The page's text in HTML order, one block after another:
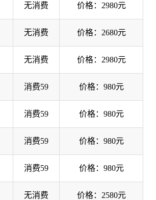
无消费 价格：2980元
无消费 价格：2680元
无消费 价格：2980元
消费59 价格：980元
消费59 价格：980元
消费59 价格：980元
消费59 价格：980元
无消费 价格：2580元